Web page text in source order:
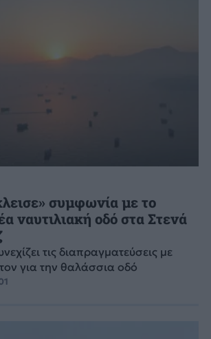
συμφωνία με το
ναυτιλιακή οδό στα Στενά
τις διαπραγματεύσεις με
για την θαλάσσια οδό